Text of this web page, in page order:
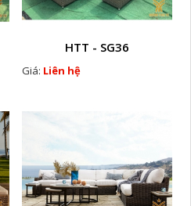
HTT - SG36
Giá: Liên hệ